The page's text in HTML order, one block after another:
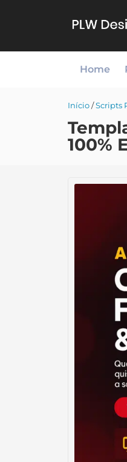
Home
Início/Scripts
100%